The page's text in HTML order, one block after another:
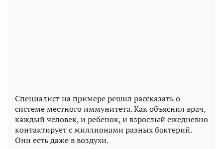
Специалист на примере решил рассказать о
системе местного иммунитета. Как объяснил врач,
каждый человек, и ребенок, и взрослый ежедневно
контактирует с миллионами разных бактерий.
Они есть даже в воздухи.